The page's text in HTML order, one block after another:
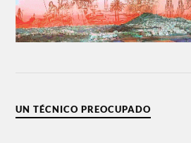
UN TÉCNICO PREOCUPADO